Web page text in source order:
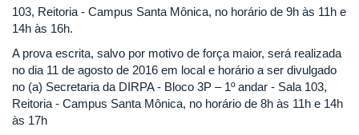
103, Reitoria - Campus Santa Mônica, no horário de 9h às 11h e
14h às 16h.
A prova escrita, salvo por motivo de força maior, será realizada
no dia 11 de agosto de 2016 em local e horário a ser divulgado
no (a) Secretaria da DIRPA - Bloco 3P – 1º andar - Sala 103,
Reitoria - Campus Santa Mônica, no horário de 8h às 11h e 14h
às 17h